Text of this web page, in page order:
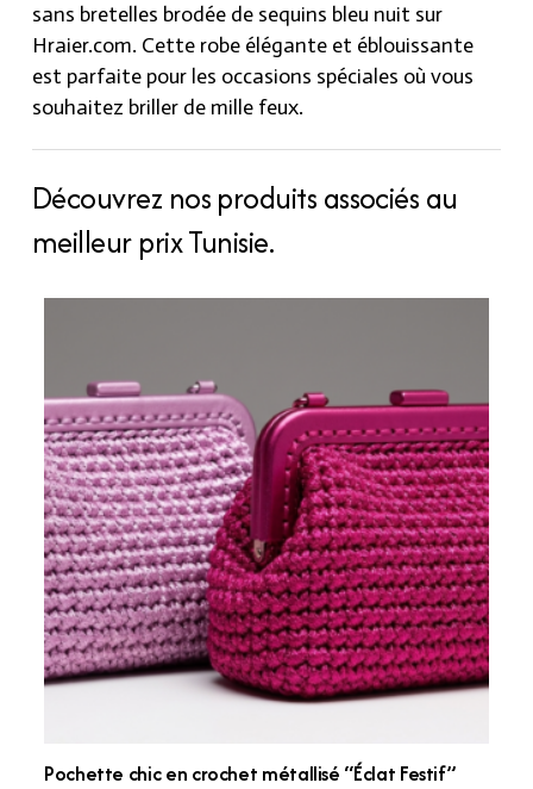
sans bretelles brodée de sequins bleu nuit sur
Hraier.com. Cette robe élégante et éblouissante
est parfaite pour les occasions spéciales où vous
souhaitez briller de mille feux.
Découvrez nos produits associés au
meilleur prix Tunisie.
Pochette chic en crochet métallisé “Éclat Festif”